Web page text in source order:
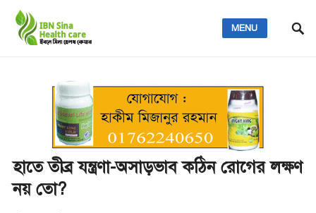
MENU
হাতে তীব্র যন্ত্রণা-অসাড়ভাব কঠিন রোগের লক্ষণ
নয় তো?